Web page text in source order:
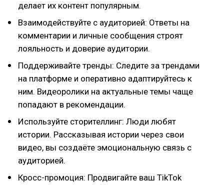
делает их контент популярным.
Взаимодействуйте с аудиторией: Ответы на
комментарии и личные сообщения строят
лояльность и доверие аудитории.
Поддерживайте тренды: Следите за трендами
на платформе и оперативно адаптируйтесь к
ним. Видеоролики на актуальные темы чаще
попадают в рекомендации.
Используйте сторителлинг: Люди любят
истории. Рассказывая истории через свои
видео, вы создаёте эмоциональную связь с
аудиторией.
Кросс-промоция: Продвигайте ваш TikTok